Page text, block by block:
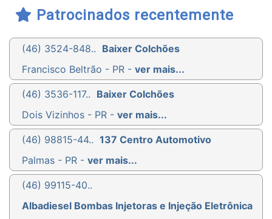
Patrocinados recentemente
(46) 3524-848.. Baixer Colchões
Francisco Beltrão - PR - ver mais...
(46) 3536-117.. Baixer Colchões
Dois Vizinhos - PR - ver mais...
(46) 98815-44.. 137 Centro Automotivo
Palmas - PR - ver mais...
(46) 99115-40..
Albadiesel Bombas Injetoras e Injeção Eletrônica